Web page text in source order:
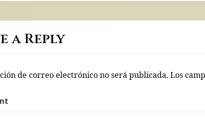
a Reply
de correo electrónico no será publicada. Los